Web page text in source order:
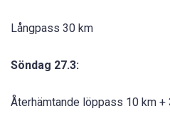
Långpass 30 km
Söndag 27.3:
Återhämtande löppass 10 km +